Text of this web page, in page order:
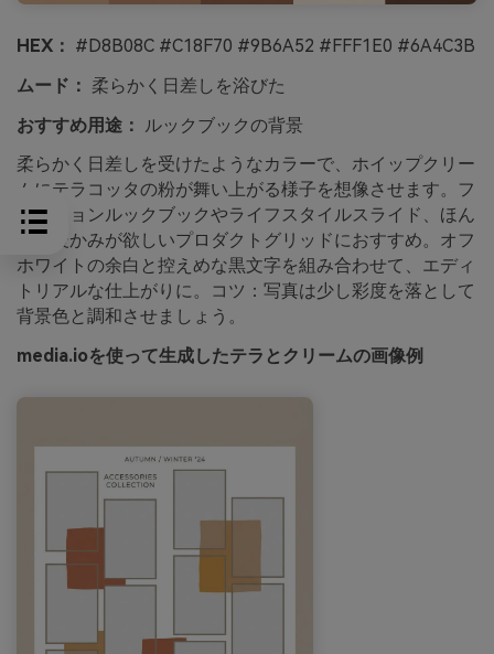
HEX： #D8B08C #C18F70 #9B6A52 #FFF1E0 #6A4C3B
ムード： 柔らかく日差しを浴びた
おすすめ用途：
ルックブックの背景
柔らかく日差しを受けたようなカラーで、ホイップクリー
ムにテラコッタの粉が舞い上がる様子を想像させます。フ
ァッションルックブックやライフスタイルスライド、ほん
のり暖かみが欲しいプロダクトグリッドにおすすめ。オフ
ホワイトの余白と控えめな黒文字を組み合わせて、エディ
トリアルな仕上がりに。コツ：写真は少し彩度を落として
背景色と調和させましょう。
media.ioを使って生成したテラとクリームの画像例